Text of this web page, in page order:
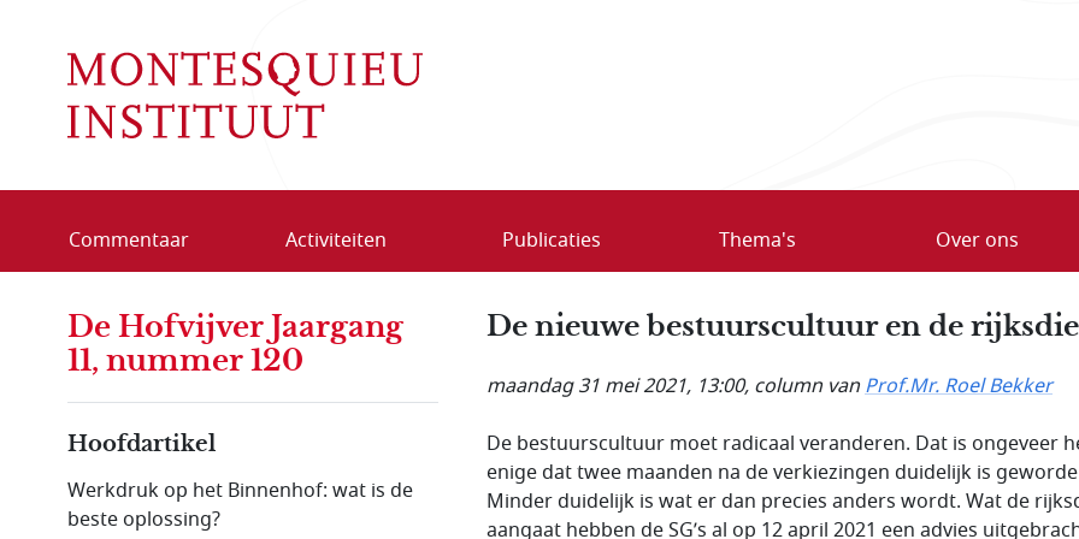
Commentaar Activiteiten Publicaties Thema's Over ons
De nieuwe bestuurscultuur en de
maandag 31 mei 2021, 13:00, column vanProf.Mr. Roel Bekker
De bestuurscultuur moet radicaal veranderen. Dat is ongeveer
enige dat twee maanden na de verkiezingen duidelijk is
Minder duidelijk is wat er dan precies anders wordt. Wat de
aangaat hebben de SG’s al op 12 april 2021 een advies
De Hofvijver Jaargang
11, nummer 120
Hoofdartikel
Werkdruk op het Binnenhof: wat is de
beste oplossing?